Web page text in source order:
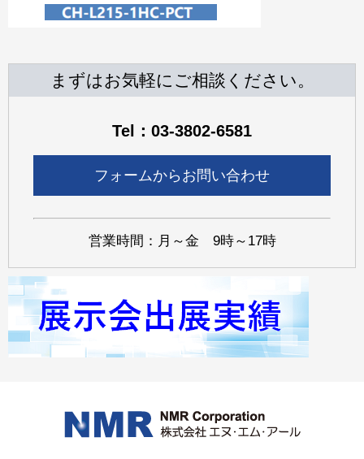
まずはお気軽にご相談ください。
Tel：03-3802-6581
フォームからお問い合わせ
営業時間：月～金 9時～17時